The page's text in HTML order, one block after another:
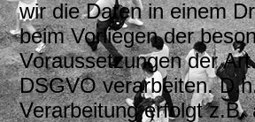
wir die Daten in einem
beim Vorliegen der
Voraussetzungen der
DSGVO verarbeiten.
Verarbeitung erfolgt z.B.